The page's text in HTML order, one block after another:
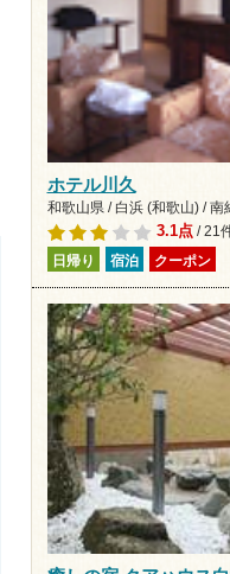
ホテル川久
和歌山県 / 白浜 (和歌山) / 南
3.1点/ 21
日帰り 宿泊 クーポン